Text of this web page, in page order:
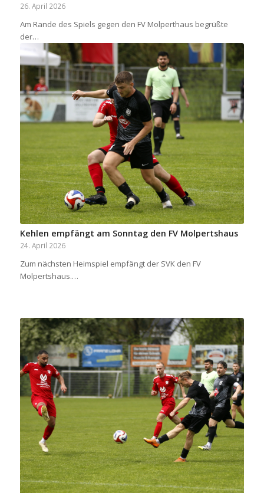
26. April 2026
Am Rande des Spiels gegen den FV Molperthaus begrüßte
der…
Kehlen empfängt am Sonntag den FV Molpertshaus
24. April 2026
Zum nächsten Heimspiel empfängt der SVK den FV
Molpertshaus.…